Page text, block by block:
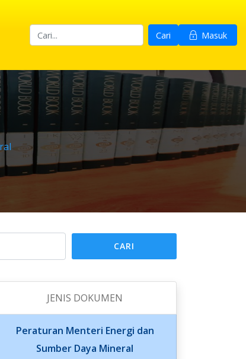
Cari Masuk
CARI
JENIS DOKUMEN
Peraturan Menteri Energi dan
Sumber Daya Mineral